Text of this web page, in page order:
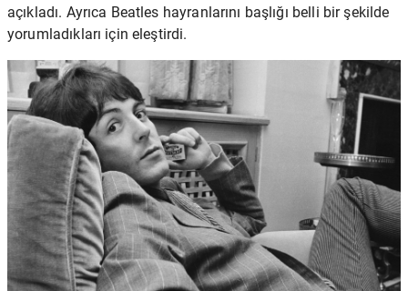
açıkladı. Ayrıca Beatles hayranlarını başlığı belli bir şekilde
yorumladıkları için eleştirdi.